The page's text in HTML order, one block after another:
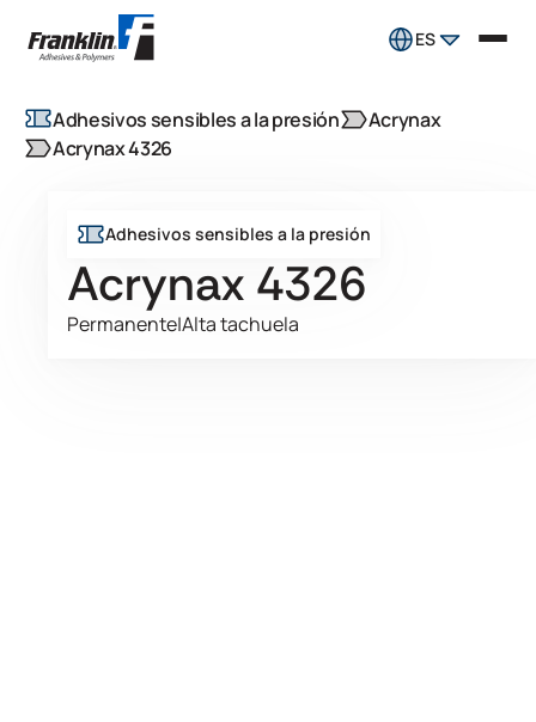
ES
Adhesivos sensibles a la presión
Acrynax
Acrynax 4326
Adhesivos sensibles a la presión
Acrynax 4326
Permanente|Alta tachuela